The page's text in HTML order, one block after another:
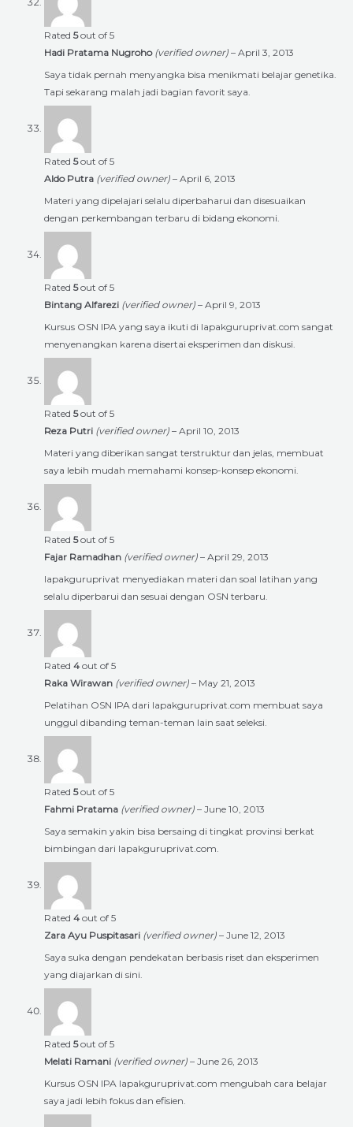
Rated 5out of 5
Hadi Pratama Nugroho (verified owner) – April 3, 2013
Saya tidak pernah menyangka bisa menikmati belajar genetika.
Tapi sekarang malah jadi bagian favorit saya.
Rated 5out of 5
Aldo Putra (verified owner) – April 6, 2013
Materi yang dipelajari selalu diperbaharui dan disesuaikan
dengan perkembangan terbaru di bidang ekonomi.
Rated 5out of 5
Bintang Alfarezi (verified owner) – April 9, 2013
Kursus OSN IPA yang saya ikuti di lapakguruprivat.com sangat
menyenangkan karena disertai eksperimen dan diskusi.
Rated 5out of 5
Reza Putri (verified owner) – April 10, 2013
Materi yang diberikan sangat terstruktur dan jelas, membuat
saya lebih mudah memahami konsep-konsep ekonomi.
Rated 5out of 5
Fajar Ramadhan (verified owner) – April 29, 2013
lapakguruprivat menyediakan materi dan soal latihan yang
selalu diperbarui dan sesuai dengan OSN terbaru.
Rated 4 out of 5
Raka Wirawan (verified owner) – May 21, 2013
Pelatihan OSN IPA dari lapakguruprivat.com membuat saya
unggul dibanding teman-teman lain saat seleksi.
Rated 5out of 5
Fahmi Pratama (verified owner) – June 10, 2013
Saya semakin yakin bisa bersaing di tingkat provinsi berkat
bimbingan dari lapakguruprivat.com.
Rated 4 out of 5
Zara Ayu Puspitasari (verified owner) – June 12, 2013
Saya suka dengan pendekatan berbasis riset dan eksperimen
yang diajarkan di sini.
Rated 5out of 5
Melati Ramani (verified owner) – June 26, 2013
Kursus OSN IPA lapakguruprivat.com mengubah cara belajar
saya jadi lebih fokus dan efisien.